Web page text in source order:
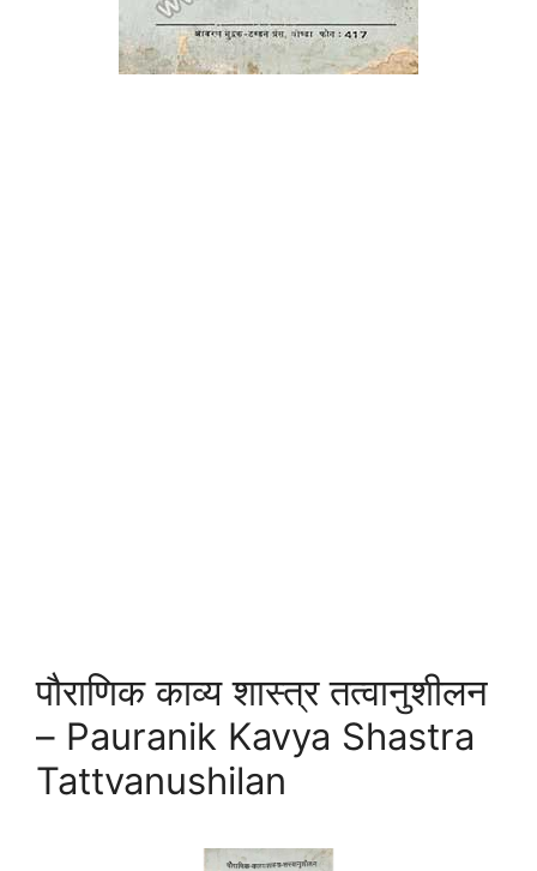
पौराणिक काव्य शास्त्र तत्वानुशीलन
– Pauranik Kavya Shastra
Tattvanushilan